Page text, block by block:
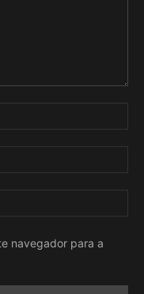
navegador para a